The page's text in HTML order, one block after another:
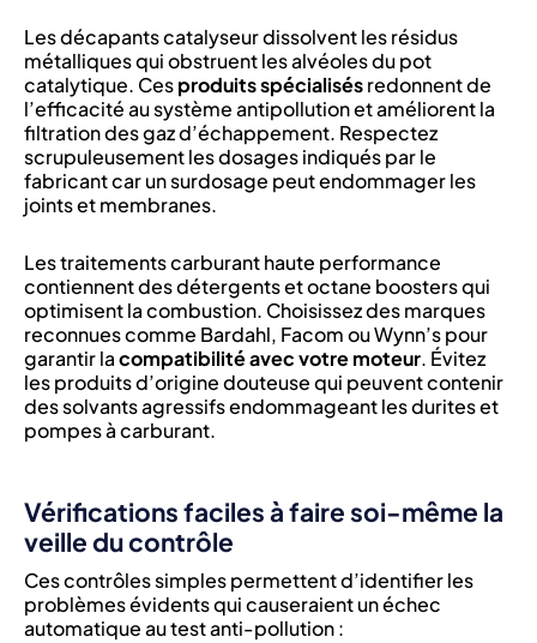
Les décapants catalyseur dissolvent les résidus
métalliques qui obstruent les alvéoles du pot
catalytique. Cesproduits spécialisésredonnent de
l’efficacité au système antipollution et améliorent la
filtration des gaz d’échappement. Respectez
scrupuleusement les dosages indiqués par le
fabricant car un surdosage peut endommager les
joints et membranes.
Les traitements carburant haute performance
contiennent des détergents et octane boosters qui
optimisent la combustion. Choisissez des marques
reconnues comme Bardahl, Facom ou Wynn’s pour
garantir lacompatibilité avec votre moteur. Évitez
les produits d’origine douteuse qui peuvent contenir
des solvants agressifs endommageant les durites et
pompes à carburant.
Vérifications faciles à faire soi-même la
veille du contrôle
Ces contrôles simples permettent d’identifier les
problèmes évidents qui causeraient un échec
automatique au test anti-pollution :